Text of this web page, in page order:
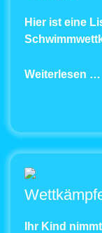
Hier ist eine
Weiterlesen …
Ihr Kind